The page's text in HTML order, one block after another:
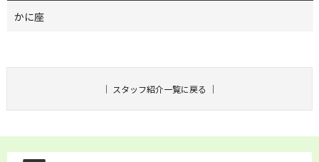
かに座
｜ スタッフ紹介一覧に戻る ｜